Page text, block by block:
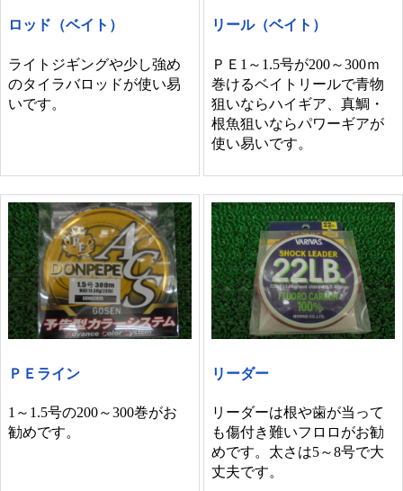
ロッド（ベイト）
ライトジギングや少し強め
のタイラバロッドが使い易
いです。
リール（ベイト）
ＰＥ1～1.5号が200～300ｍ
巻けるベイトリールで青物
狙いならハイギア、真鯛・
根魚狙いならパワーギアが
使い易いです。
ＰＥライン
1～1.5号の200～300巻がお
勧めです。
リーダー
リーダーは根や歯が当って
も傷付き難いフロロがお勧
めです。太さは5～8号で大
丈夫です。